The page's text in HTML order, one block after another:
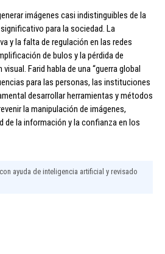
imágenes casi indistinguibles de la
para la sociedad. La
y la falta de regulación en las redes
de bulos y la pérdida de
Farid habla de una “guerra global
para las personas, las instituciones
desarrollar herramientas y métodos
la manipulación de imágenes,
de la información y la confianza en los
ayuda de inteligencia artificial y revisado